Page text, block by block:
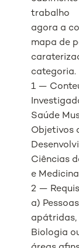
trabalho
agora a
mapa de
categoria.
1 —
Saúde
Objetivos
Ciências
e
2 —
a)
apátridas,
Biologia